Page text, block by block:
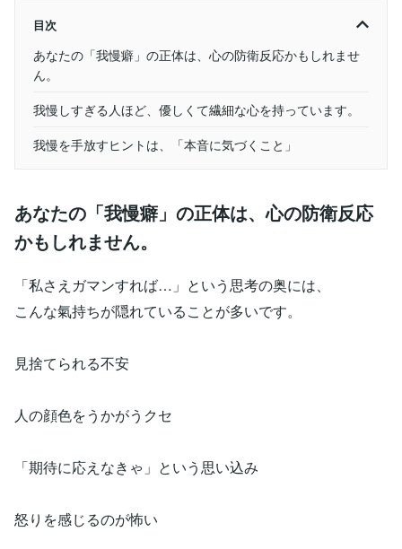
目次
あなたの「我慢癖」の正体は、心の防衛反応かもしれませ
ん。
我慢しすぎる人ほど、優しくて繊細な心を持っています。
我慢を手放すヒントは、「本音に気づくこと」
あなたの「我慢癖」の正体は、心の防衛反応
かもしれません。
「私さえガマンすれば…」という思考の奥には、
こんな氣持ちが隠れていることが多いです。
見捨てられる不安
人の顔色をうかがうクセ
「期待に応えなきゃ」という思い込み
怒りを感じるのが怖い